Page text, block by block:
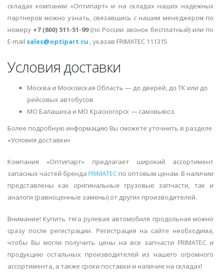
складах компании «Оптипарт» и на складах наших надежных
партнеров можно узнать, связавшись с нашим менеджером по
номеру +7 (800) 511-51-99(по России звонок бесплатный) или по
E-mail sales@optipart.ru , указав FRIMATEC 111315
Условия доставки
Москва и Московская Область — до дверей, до ТК или до
рейсовых автобусов.
МО Балашиха и МО Красногорск — самовывоз.
Более подробную информацию Вы сможете уточнить в разделе
«Условия доставки»
Компания «Оптипарт» предлагает широкий ассортимент
запасных частей бренда FRIMATEC по оптовым ценам. В наличии
представлены как оригинальные грузовые запчасти, так и
аналоги (равноценные замены) от других производителей.
Внимание! Купить тяга рулевая автомобиля продольная можно
сразу после регистрации. Регистрация на сайте необходима,
чтобы Вы могли получить цены на все запчасти FRIMATEC и
продукцию остальных производителей из нашего огромного
ассортимента, а также сроки поставки и наличие на складах!